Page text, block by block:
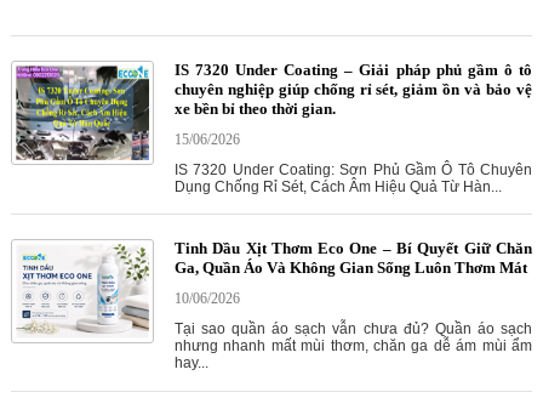
IS 7320 Under Coating – Giải pháp phủ gầm ô tô
chuyên nghiệp giúp chống rỉ sét, giảm ồn và bảo vệ
xe bền bỉ theo thời gian.
15/06/2026
IS 7320 Under Coating: Sơn Phủ Gầm Ô Tô Chuyên
Dụng Chống Rỉ Sét, Cách Âm Hiệu Quả Từ Hàn...
Tinh Dầu Xịt Thơm Eco One – Bí Quyết Giữ Chăn
Ga, Quần Áo Và Không Gian Sống Luôn Thơm Mát
10/06/2026
Tại sao quần áo sạch vẫn chưa đủ? Quần áo sạch
nhưng nhanh mất mùi thơm, chăn ga dễ ám mùi ẩm
hay...